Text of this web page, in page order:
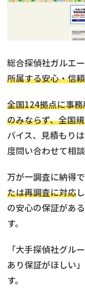
総合探偵社ガルエ
所属する安心・信
全国124拠点に事
のみならず、全国
バイス、見積もり
度問い合わせて相
万が一調査に納得
たは再調査に対応
の安心の保証があ
す。
「大手探偵社グル
あり保証がほしい
す。